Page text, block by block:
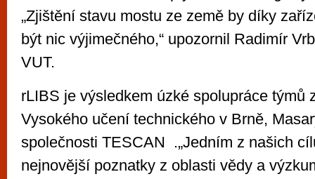
„Zjištění stavu mostu ze země by díky
být nic výjimečného,“ upozornil Radimír
VUT.
rLIBS je výsledkem úzké spolupráce týmů
Vysokého učení technického v Brně,
společnosti TESCAN .„Jedním z našich
nejnovější poznatky z oblasti vědy a